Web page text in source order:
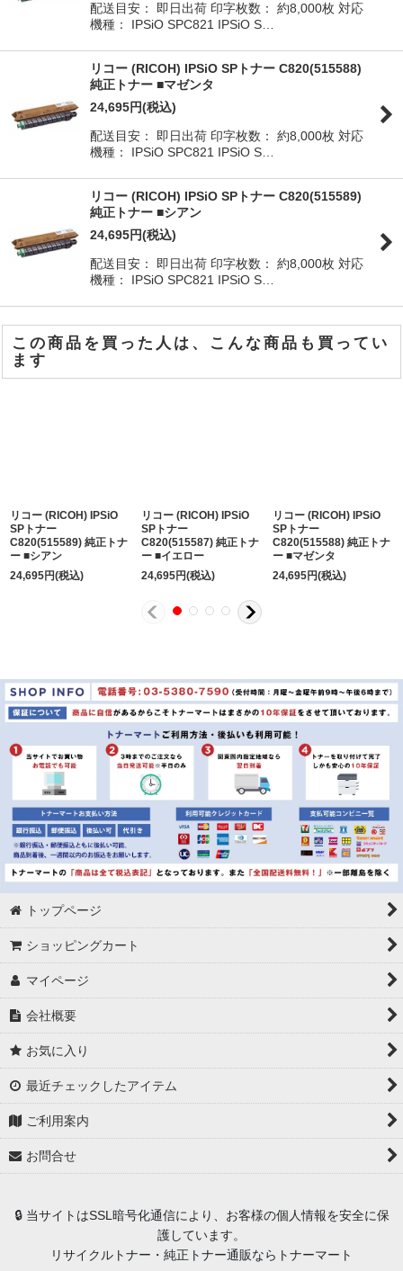
配送目安： 即日出荷 印字枚数： 約8,000枚 対応
機種： IPSiO SPC821 IPSiO S…
リコー (RICOH) IPSiO SPトナー C820(515588)
純正トナー ■マゼンタ
24,695円(税込)
配送目安： 即日出荷 印字枚数： 約8,000枚 対応
機種： IPSiO SPC821 IPSiO S…
リコー (RICOH) IPSiO SPトナー C820(515589)
純正トナー ■シアン
24,695円(税込)
配送目安： 即日出荷 印字枚数： 約8,000枚 対応
機種： IPSiO SPC821 IPSiO S…
この商品を買った人は、こんな商品も買ってい
ます
リコー (RICOH) IPSiO
SPトナー
C820(515589) 純正トナ
ー ■シアン
24,695円(税込)
リコー (RICOH) IPSiO
SPトナー
C820(515587) 純正トナ
ー ■イエロー
24,695円(税込)
リコー (RICOH) IPSiO
SPトナー
C820(515588) 純正トナ
ー ■マゼンタ
24,695円(税込)
トップページ
ショッピングカート
マイページ
会社概要
お気に入り
最近チェックしたアイテム
ご利用案内
お問合せ
🔒 当サイトはSSL暗号化通信により、お客様の個人情報を安全に保
護しています。
リサイクルトナー・純正トナー通販ならトナーマート